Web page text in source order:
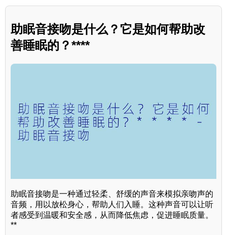
助眠音接吻是什么？它是如何帮助改
善睡眠的？****
助眠音接吻是一种通过轻柔、舒缓的声音来模拟亲吻声的
音频，用以放松身心，帮助人们入睡。这种声音可以让听
者感受到温暖和安全感，从而降低焦虑，促进睡眠质量。
**